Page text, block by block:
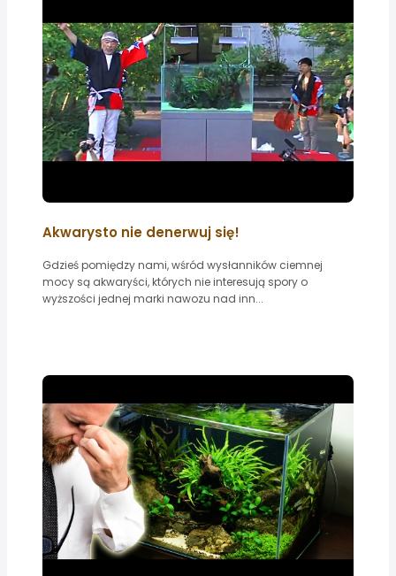
Akwarysto nie denerwuj się!
Gdzieś pomiędzy nami, wśród wysłanników ciemnej
mocy są akwaryści, których nie interesują spory o
wyższości jednej marki nawozu nad inn...